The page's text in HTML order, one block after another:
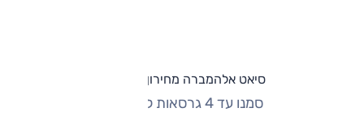
סיאט אלהמברה מחירון וגרסאות
סמנו עד 4 גרסאות להשוואה